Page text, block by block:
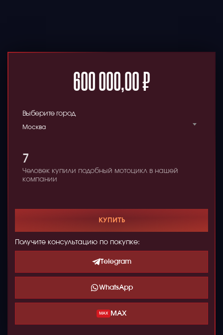
600 000,00₽
Выберите город
Москва
7
Человек купили подобный мотоцикл в нашей
компании
КУПИТЬ
Получите консультацию по покупке:
Telegram
WhatsApp
MAX MAX